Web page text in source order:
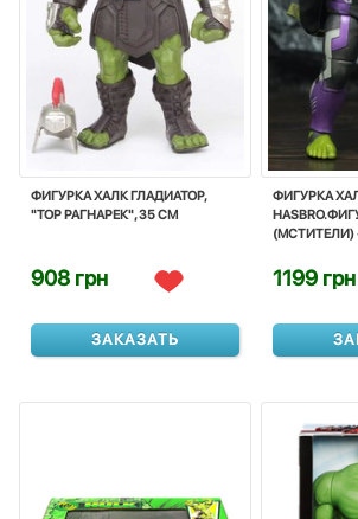
ФИГУРКА ХАЛК ГЛАДИАТОР,
"ТОР РАГНАРЕК", 35 СМ
908 грн
ЗАКАЗАТЬ
ФИГУРКА
(МСТИТЕЛИ) -
1199 грн